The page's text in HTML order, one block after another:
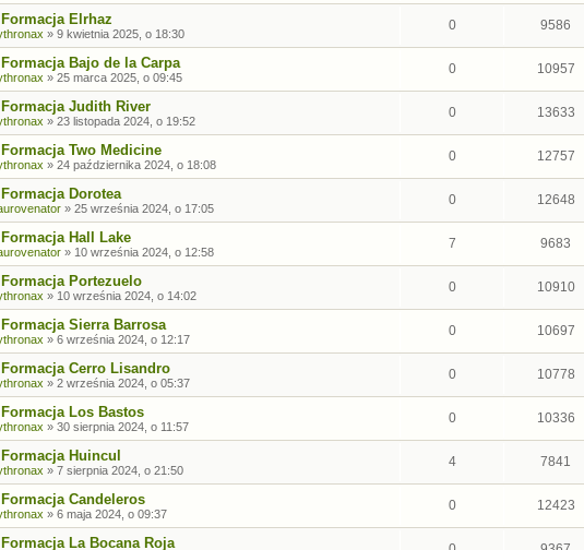
Elrhaz
» 9 kwietnia 2025, o 18:30
0 9586
Bajo de la Carpa
» 25 marca 2025, o 09:45
0 10957
Judith River
» 23 listopada 2024, o 19:52
0 13633
Two Medicine
» 24 października 2024, o 18:08
0 12757
Dorotea
» 25 września 2024, o 17:05
0 12648
Hall Lake
» 10 września 2024, o 12:58
7 9683
Portezuelo
» 10 września 2024, o 14:02
0 10910
Sierra Barrosa
» 6 września 2024, o 12:17
0 10697
Cerro Lisandro
» 2 września 2024, o 05:37
0 10778
Los Bastos
» 30 sierpnia 2024, o 11:57
0 10336
Huincul
» 7 sierpnia 2024, o 21:50
4 7841
Candeleros
» 6 maja 2024, o 09:37
0 12423
La Bocana Roja